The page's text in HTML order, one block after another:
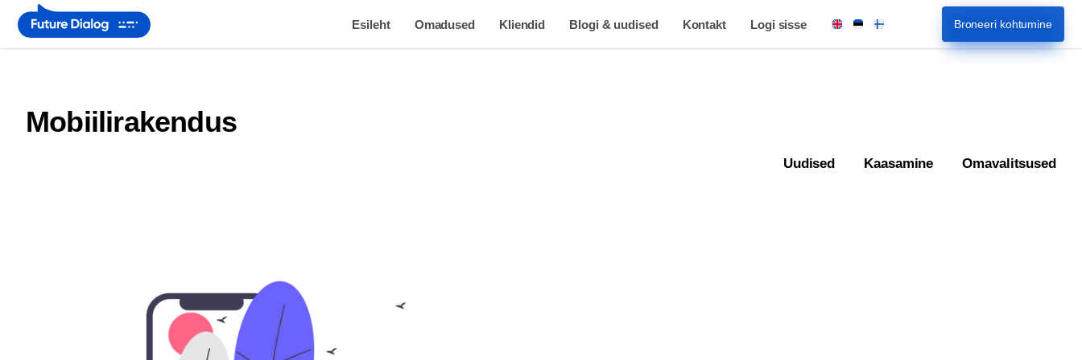
Esileht Omadused Kliendid Blogi & uudised Kontakt Logi sisse Broneeri kohtumine
mobiilirakendus
Uudised Kaasamine Omavalitsused